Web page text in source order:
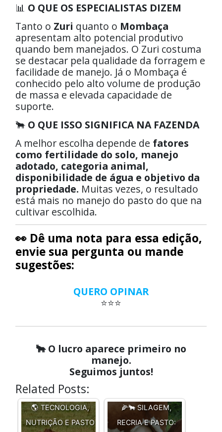
📊 O QUE OS ESPECIALISTAS DIZEM
Tanto o Zuri quanto o Mombaça
apresentam alto potencial produtivo
quando bem manejados. O Zuri costuma
se destacar pela qualidade da forragem e
facilidade de manejo. Já o Mombaça é
conhecido pelo alto volume de produção
de massa e elevada capacidade de
suporte.
🐂 O QUE ISSO SIGNIFICA NA FAZENDA
A melhor escolha depende de fatores
como fertilidade do solo, manejo
adotado, categoria animal,
disponibilidade de água e objetivo da
propriedade. Muitas vezes, o resultado
está mais no manejo do pasto do que na
cultivar escolhida.
👀 Dê uma nota para essa edição,
envie sua pergunta ou mande
sugestões:
QUERO OPINAR
⭐⭐⭐
🐂 O lucro aparece primeiro no
manejo.
Seguimos juntos!
Related Posts:
🌎 TECNOLOGIA,
NUTRIÇÃO E PASTO
🌽🐂 SILAGEM,
RECRIA E PASTO: